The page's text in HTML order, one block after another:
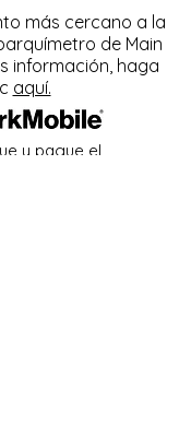
más cercano a la
de Main
información, haga
aquí.
y pague el